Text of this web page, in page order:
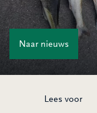
Naar nieuws
Lees voor